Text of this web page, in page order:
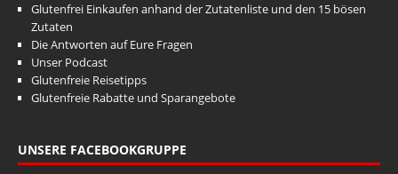
Glutenfrei Einkaufen anhand der Zutatenliste und den 15 bösen
Zutaten
Die Antworten auf Eure Fragen
Unser Podcast
Glutenfreie Reisetipps
Glutenfreie Rabatte und Sparangebote
UNSERE FACEBOOKGRUPPE